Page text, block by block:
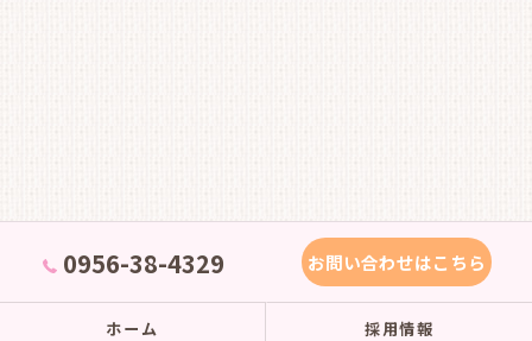
0956-38-4329 お問い合わせはこちら
ホーム 採用情報